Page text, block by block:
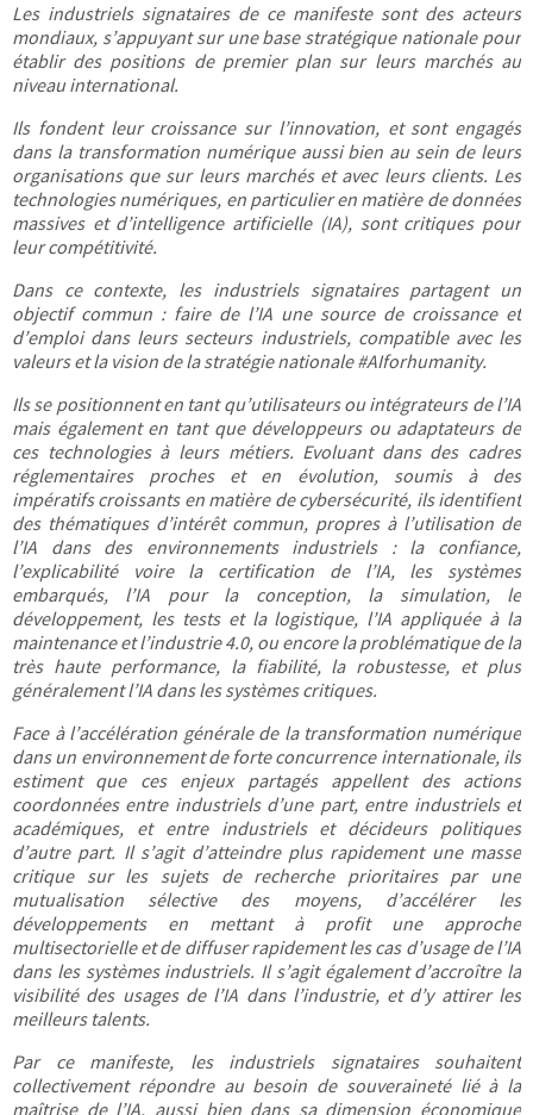
Les industriels signataires de ce manifeste sont des acteurs
mondiaux, s’appuyant sur une base stratégique nationale pour
établir des positions de premier plan sur leurs marchés au
niveau international.
Ils fondent leur croissance sur l’innovation, et sont engagés
dans la transformation numérique aussi bien au sein de leurs
organisations que sur leurs marchés et avec leurs clients. Les
technologies numériques, en particulier en matière de données
massives et d’intelligence artificielle (IA), sont critiques pour
leur compétitivité.
Dans ce contexte, les industriels signataires partagent un
objectif commun : faire de l’IA une source de croissance et
d’emploi dans leurs secteurs industriels, compatible avec les
valeurs et la vision de la stratégie nationale #AIforhumanity.
Ils se positionnent en tant qu’utilisateurs ou intégrateurs de l’IA
mais également en tant que développeurs ou adaptateurs de
ces technologies à leurs métiers. Evoluant dans des cadres
réglementaires proches et en évolution, soumis à des
impératifs croissants en matière de cybersécurité, ils identifient
des thématiques d’intérêt commun, propres à l’utilisation de
l’IA dans des environnements industriels : la confiance,
l’explicabilité voire la certification de l’IA, les systèmes
embarqués, l’IA pour la conception, la simulation, le
développement, les tests et la logistique, l’IA appliquée à la
maintenance et l’industrie 4.0, ou encore la problématique de la
très haute performance, la fiabilité, la robustesse, et plus
généralement l’IA dans les systèmes critiques.
Face à l’accélération générale de la transformation numérique
dans un environnement de forte concurrence internationale, ils
estiment que ces enjeux partagés appellent des actions
coordonnées entre industriels d’une part, entre industriels et
académiques, et entre industriels et décideurs politiques
d’autre part. Il s’agit d’atteindre plus rapidement une masse
critique sur les sujets de recherche prioritaires par une
mutualisation sélective des moyens, d’accélérer les
développements en mettant à profit une approche
multisectorielle et de diffuser rapidement les cas d’usage de l’IA
dans les systèmes industriels. Il s’agit également d’accroître la
visibilité des usages de l’IA dans l’industrie, et d’y attirer les
meilleurs talents.
Par ce manifeste, les industriels signataires souhaitent
collectivement répondre au besoin de souveraineté lié à la
maîtrise de l’IA, aussi bien dans sa dimension économique